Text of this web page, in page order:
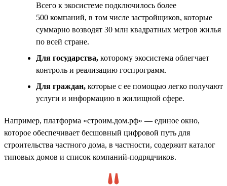
Всего к экосистеме подключилось более
500 компаний, в том числе застройщиков, которые
суммарно возводят 30 млн квадратных метров жилья
по всей стране.
Для государства, которому экосистема облегчает
контроль и реализацию госпрограмм.
Для граждан, которые с ее помощью легко получают
услуги и информацию в жилищной сфере.
Например, платформа «строим.дом.рф» — единое окно,
которое обеспечивает бесшовный цифровой путь для
строительства частного дома, в частности, содержит каталог
типовых домов и список компаний-подрядчиков.